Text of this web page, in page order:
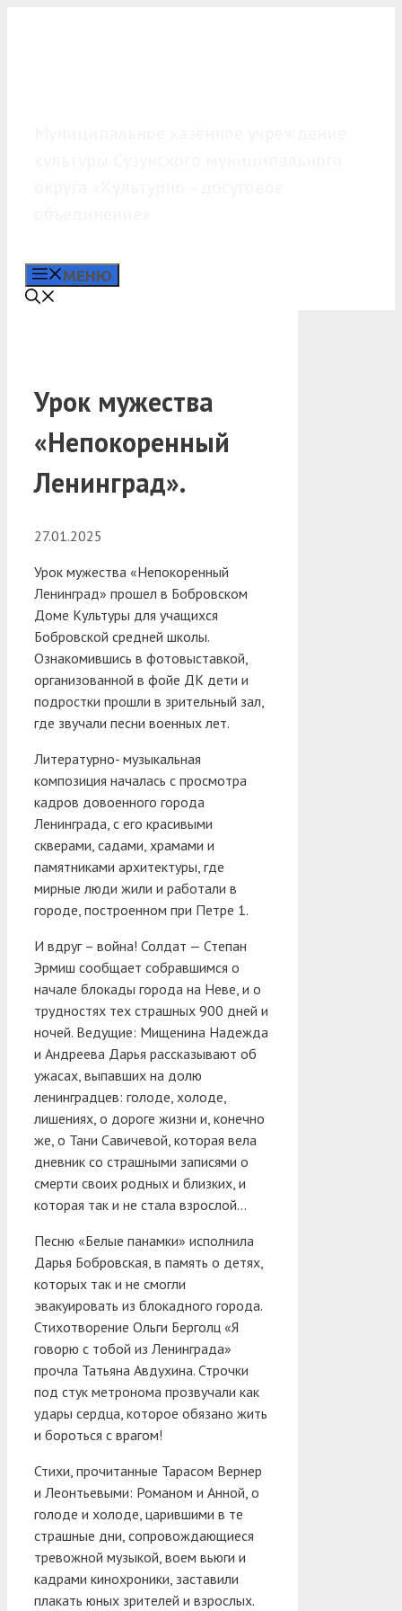
МЕНЮ
Урок мужества
«Непокоренный
Ленинград».
27.01.2025
Урок мужества «Непокоренный
Ленинград» прошел в Бобровском
Доме Культуры для учащихся
Бобровской средней школы.
Ознакомившись в фотовыставкой,
организованной в фойе ДК дети и
подростки прошли в зрительный зал,
где звучали песни военных лет.
Литературно- музыкальная
композиция началась с просмотра
кадров довоенного города
Ленинграда, с его красивыми
скверами, садами, храмами и
памятниками архитектуры, где
мирные люди жили и работали в
городе, построенном при Петре 1.
И вдруг – война! Солдат — Степан
Эрмиш сообщает собравшимся о
начале блокады города на Неве, и о
трудностях тех страшных 900 дней и
ночей. Ведущие: Мищенина Надежда
и Андреева Дарья рассказывают об
ужасах, выпавших на долю
ленинградцев: голоде, холоде,
лишениях, о дороге жизни и, конечно
же, о Тани Савичевой, которая вела
дневник со страшными записями о
смерти своих родных и близких, и
которая так и не стала взрослой…
Песню «Белые панамки» исполнила
Дарья Бобровская, в память о детях,
которых так и не смогли
эвакуировать из блокадного города.
Стихотворение Ольги Берголц «Я
говорю с тобой из Ленинграда»
прочла Татьяна Авдухина. Строчки
под стук метронома прозвучали как
удары сердца, которое обязано жить
и бороться с врагом!
Стихи, прочитанные Тарасом Вернер
и Леонтьевыми: Романом и Анной, о
голоде и холоде, царившими в те
страшные дни, сопровождающиеся
тревожной музыкой, воем вьюги и
кадрами кинохроники, заставили
плакать юных зрителей и взрослых.